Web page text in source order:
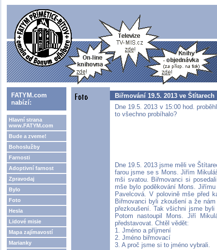
FATYM.com
nabízí:
Hlavní strana
www.FATYM.com
Bude a zveme!
Bohoslužby
Farnosti
Adoptivní farnost
Zpravodaj
Bylo
Foto
Hesla
Lidové misie
Mapa zajímavostí
Marianky
Biřmování 19.5. 2013 ve Štítarech
Dne 19.5. 2013 v 15:00 hod.
to všechno probíhalo?
Dne 19.5. 2013 jsme měli ve
farou jsme se s Mons. Jiřím
mši svatou. Biřmovanci si
mše bylo poděkování Mons.
Pavelcová. V polovině mše před
Biřmovanci byli zkoušení a že
přezkoušení. Tak všichni jsme
Potom nastoupil Mons. Jiří
představovat. Chtěl vědět:
1. Jméno a příjmení
2. Jméno biřmovací
3. A proč jsme si to jméno vybrali.